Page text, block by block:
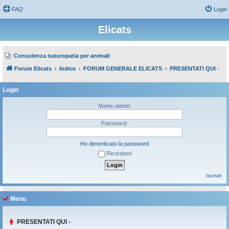
FAQ Login
Elicats
Consulenza naturopatia per animali
Forum Elicats Indice FORUM GENERALE ELICATS PRESENTATI QUI -
Login
Nome utente:
Password:
Ho dimenticato la password
Ricordami
Iscriviti
Menu
PRESENTATI QUI -